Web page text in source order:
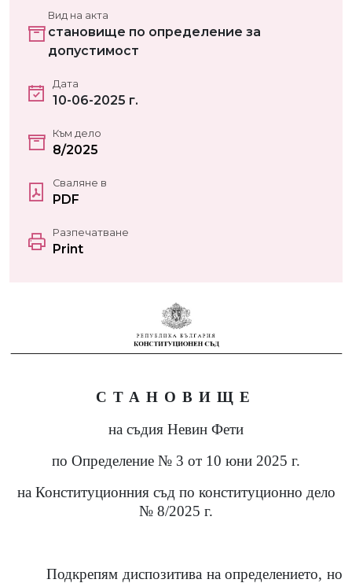
Вид на акта
становище по определение за
допустимост
Дата
10-06-2025 г.
Към дело
8/2025
Сваляне в
PDF
Разпечатване
Print
СТАНОВИЩЕ
на съдия Невин Фети
по Определение № 3 от 10 юни 2025 г.
на Конституционния съд по конституционно дело
№ 8/2025 г.
Подкрепям диспозитива на определението, но